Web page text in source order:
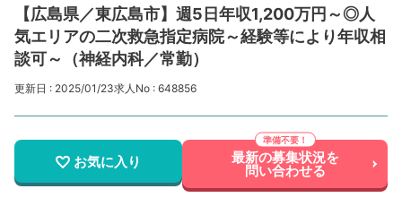
【広島県／東広島市】週5日年収1,200万円～◎人
気エリアの二次救急指定病院～経験等により年収相
談可～（神経内科／常勤）
更新日 : 2025/01/23求人No : 648856
お気に入り 最新の募集状況を
問い合わせる